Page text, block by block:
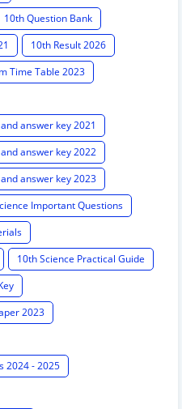
10th Question Bank
10th Result 2026
Time Table 2023
answer key 2021
answer key 2022
answer key 2023
Important Questions
10th Science Practical Guide
2023
2024 - 2025